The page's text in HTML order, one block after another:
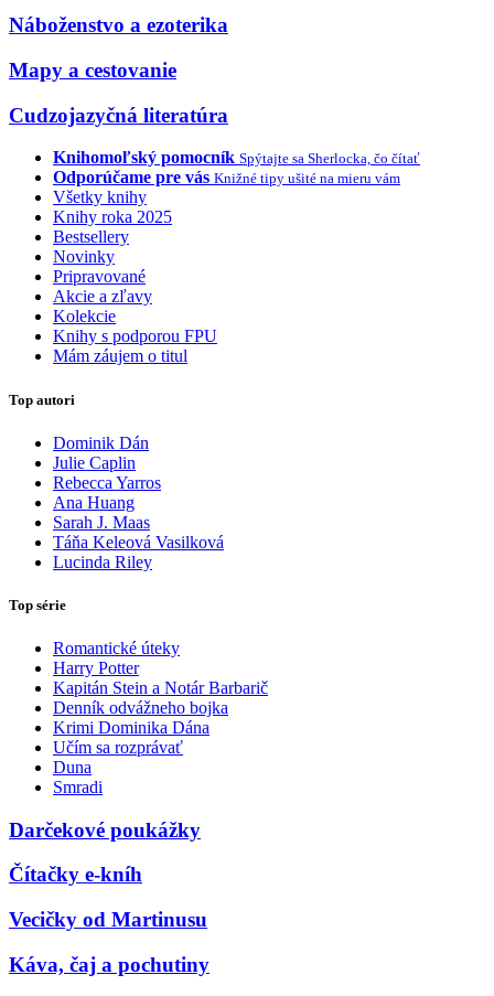
Náboženstvo a ezoterika
Mapy a cestovanie
Cudzojazyčná literatúra
Knihomoľský pomocník Spýtajte sa Sherlocka, čo čítať
Odporúčame pre vás Knižné tipy ušité na mieru vám
Všetky knihy
Knihy roka 2025
Bestsellery
Novinky
Pripravované
Akcie a zľavy
Kolekcie
Knihy s podporou FPU
Mám záujem o titul
Top autori
Dominik Dán
Julie Caplin
Rebecca Yarros
Ana Huang
Sarah J. Maas
Táňa Keleová Vasilková
Lucinda Riley
Top série
Romantické úteky
Harry Potter
Kapitán Stein a Notár Barbarič
Denník odvážneho bojka
Krimi Dominika Dána
Učím sa rozprávať
Duna
Smradi
Darčekové poukážky
Čítačky e-kníh
Vecičky od Martinusu
Káva, čaj a pochutiny